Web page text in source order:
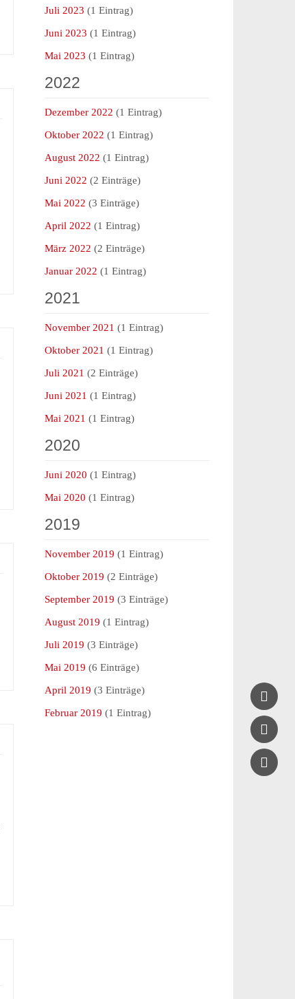
Juli 2023 (1 Eintrag)
Juni 2023 (1 Eintrag)
Mai 2023 (1 Eintrag)
2022
Dezember 2022 (1 Eintrag)
Oktober 2022 (1 Eintrag)
August 2022 (1 Eintrag)
Juni 2022 (2 Einträge)
Mai 2022 (3 Einträge)
April 2022 (1 Eintrag)
März 2022 (2 Einträge)
Januar 2022 (1 Eintrag)
2021
November 2021 (1 Eintrag)
Oktober 2021 (1 Eintrag)
Juli 2021 (2 Einträge)
Juni 2021 (1 Eintrag)
Mai 2021 (1 Eintrag)
2020
Juni 2020 (1 Eintrag)
Mai 2020 (1 Eintrag)
2019
November 2019 (1 Eintrag)
Oktober 2019 (2 Einträge)
September 2019 (3 Einträge)
August 2019 (1 Eintrag)
Juli 2019 (3 Einträge)
Mai 2019 (6 Einträge)
April 2019 (3 Einträge)
Februar 2019 (1 Eintrag)


